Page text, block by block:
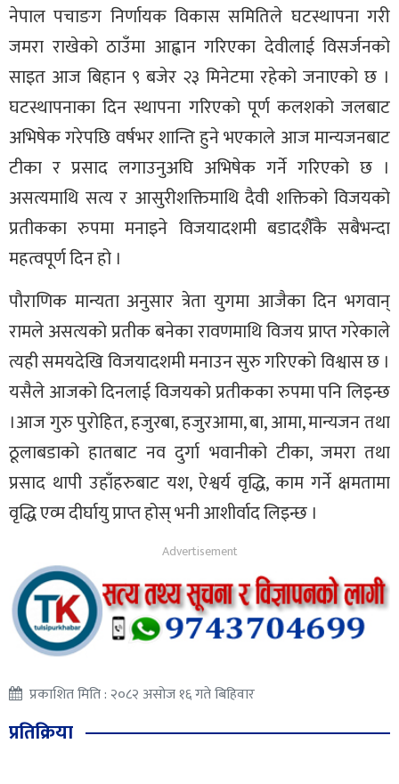
नेपाल पचाङग निर्णायक विकास समितिले घटस्थापना गरी
जमरा राखेको ठाउँमा आह्वान गरिएका देवीलाई विसर्जनको
साइत आज बिहान ९ बजेर २३ मिनेटमा रहेको जनाएको छ ।
घटस्थापनाका दिन स्थापना गरिएको पूर्ण कलशको जलबाट
अभिषेक गरेपछि वर्षभर शान्ति हुने भएकाले आज मान्यजनबाट
टीका र प्रसाद लगाउनुअघि अभिषेक गर्ने गरिएको छ ।
असत्यमाथि सत्य र आसुरीशक्तिमाथि दैवी शक्तिको विजयको
प्रतीकका रुपमा मनाइने विजयादशमी बडादशैँकै सबैभन्दा
महत्वपूर्ण दिन हो ।
पौराणिक मान्यता अनुसार त्रेता युगमा आजैका दिन भगवान्
रामले असत्यको प्रतीक बनेका रावणमाथि विजय प्राप्त गरेकाले
त्यही समयदेखि विजयादशमी मनाउन सुरु गरिएको विश्वास छ ।
यसैले आजको दिनलाई विजयको प्रतीकका रुपमा पनि लिइन्छ
।आज गुरु पुरोहित, हजुरबा, हजुरआमा, बा, आमा, मान्यजन तथा
ठूलाबडाको हातबाट नव दुर्गा भवानीको टीका, जमरा तथा
प्रसाद थापी उहाँहरुबाट यश, ऐश्वर्य वृद्धि, काम गर्ने क्षमतामा
वृद्धि एव्म दीर्घायु प्राप्त होस् भनी आशीर्वाद लिइन्छ ।
प्रकाशित मिति : २०८२ असोज १६ गते बिहिवार
प्रतिक्रिया